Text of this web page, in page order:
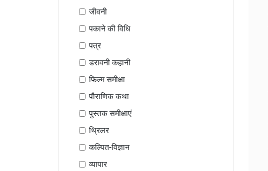
जीवनी
पकाने की विधि
पत्र
डरावनी कहानी
फिल्म समीक्षा
पौराणिक कथा
पुस्तक समीक्षाएं
थ्रिलर
कल्पित-विज्ञान
व्यापार